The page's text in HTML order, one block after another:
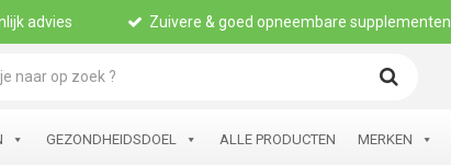
advies Zuivere & goed opneembare supplementen
GEZONDHEIDSDOEL ALLE PRODUCTEN MERKEN